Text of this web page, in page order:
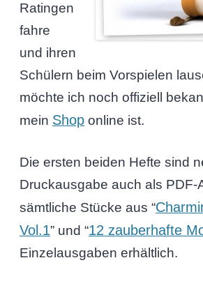
Ratingen
fahre
und ihren
Schülern beim Vorspielen
möchte ich noch offiziell
mein Shoponline ist.
Die ersten beiden Hefte sind
Druckausgabe auch als PDF-
sämtliche Stücke aus “
Vol.1” und “12 zauberhafte
Einzelausgaben erhältlich.